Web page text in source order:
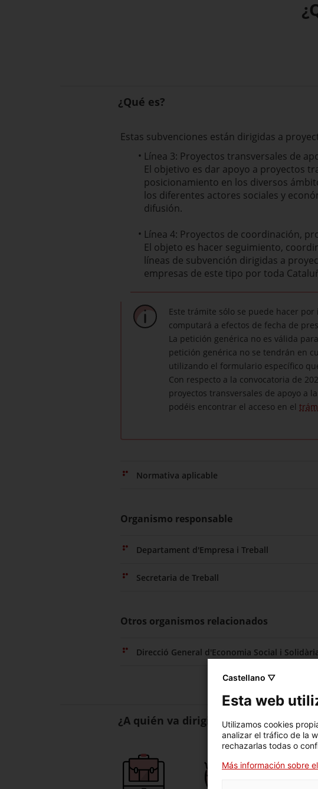
¿Qué es?
Estas subvenciones están dirigidas a
Línea 3: Proyectos transversales de
El objetivo es dar apoyo a proyectos
posicionamiento en los diversos
los diferentes actores sociales y
difusión.
Línea 4: Proyectos de coordinación,
El objeto es hacer seguimiento,
líneas de subvención dirigidas a
empresas de este tipo por toda
Este trámite sólo se puede hacer
computará a efectos de fecha de
La petición genérica no es válida
petición genérica no se tendrán en
utilizando el formulario específico
Con respecto a la convocatoria de
proyectos transversales de apoyo a
podéis encontrar el acceso en el
Normativa aplicable
Organismo responsable
Departament d'Empresa i Treball
Secretaria de Treball
Otros organismos relacionados
Direcció General d'Economia Social i
¿A quién va dirigido?
Castellano ▽
Esta web
Utilizamos cookies
analizar el tráfico de la
rechazarlas todas o
Más información sobre